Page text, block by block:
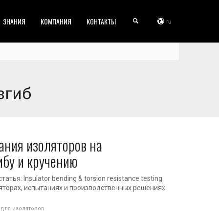
ЗНАНИЯ КОМПАНИЯ КОНТАКТЫ ru
изоляторов на
и кручению
Insulator bending & torsion resistance testing
испытаниях и производственных решениях.
изоляторов